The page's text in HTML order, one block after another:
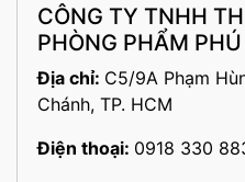
CÔNG TY TNHH
PHÒNG PHẨM
Địa chỉ: C5/9A Phạm
Chánh, TP. HCM
Điện thoại: 0918 330